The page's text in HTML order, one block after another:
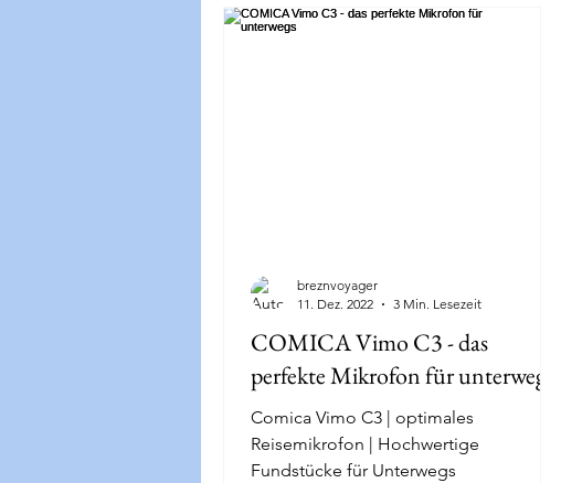
Freizeitparks
COMICA Vimo C3 - das
perfekte Mikrofon für unterwegs
Comica Vimo C3 | optimales
Reisemikrofon | Hochwertige
Fundstücke für Unterwegs
breznvoyager
11. Dez. 2022
3 Min. Lesezeit